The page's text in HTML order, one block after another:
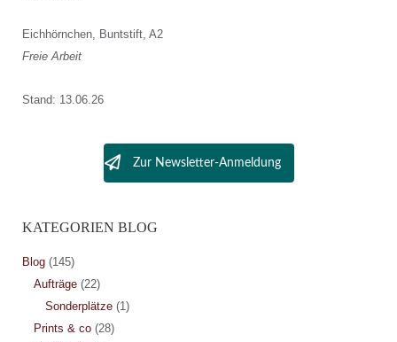
Eichhörnchen, Buntstift, A2
Freie Arbeit
Stand: 13.06.26
Zur Newsletter-Anmeldung
KATEGORIEN BLOG
Blog(145)
Aufträge(22)
Sonderplätze(1)
Prints & co(28)